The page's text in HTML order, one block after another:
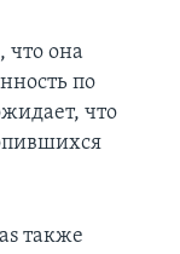
что она
по
что
также